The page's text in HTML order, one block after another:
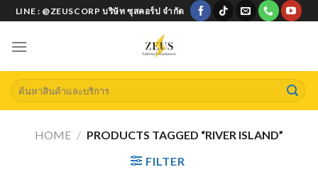
Skip
to
content
LINE : @ZEUSCORP บริษัท ซุสคอร์ป จำกัด
Search
for:
HOME / PRODUCTS TAGGED “RIVER ISLAND”
FILTER